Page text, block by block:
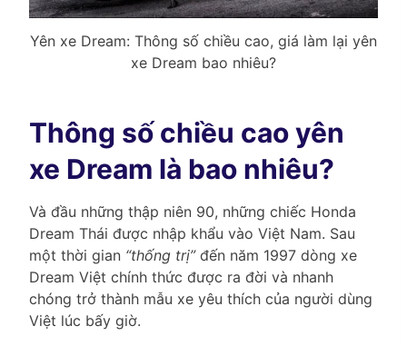
Yên xe Dream: Thông số chiều cao, giá làm lại yên
xe Dream bao nhiêu?
Thông số chiều cao yên
xe Dream là bao nhiêu?
Và đầu những thập niên 90, những chiếc Honda
Dream Thái được nhập khẩu vào Việt Nam. Sau
một thời gian “thống trị”đến năm 1997 dòng xe
Dream Việt chính thức được ra đời và nhanh
chóng trở thành mẫu xe yêu thích của người dùng
Việt lúc bấy giờ.